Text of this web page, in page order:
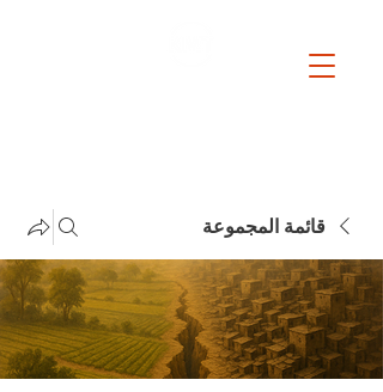
قائمة المجموعة